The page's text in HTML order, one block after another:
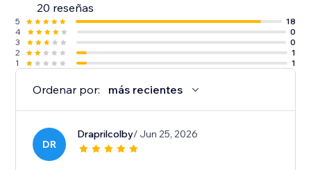
20 reseñas
5
18
4
0
3
0
2
1
1
1
Ordenar por: más recientes
DR
Draprilcolby/ Jun 25, 2026